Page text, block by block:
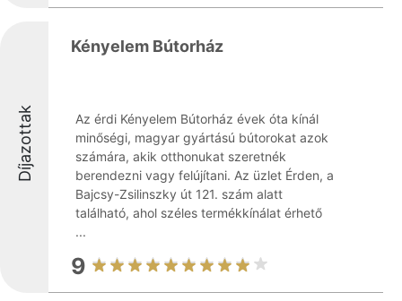
Díjazottak
Kényelem Bútorház
Az érdi Kényelem Bútorház évek óta kínál
minőségi, magyar gyártású bútorokat azok
számára, akik otthonukat szeretnék
berendezni vagy felújítani. Az üzlet Érden, a
Bajcsy-Zsilinszky út 121. szám alatt
található, ahol széles termékkínálat érhető
...
9